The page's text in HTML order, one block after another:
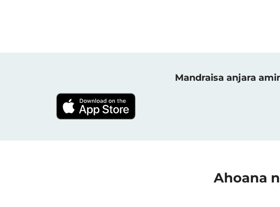
Mandraisa anjara
Ahoana